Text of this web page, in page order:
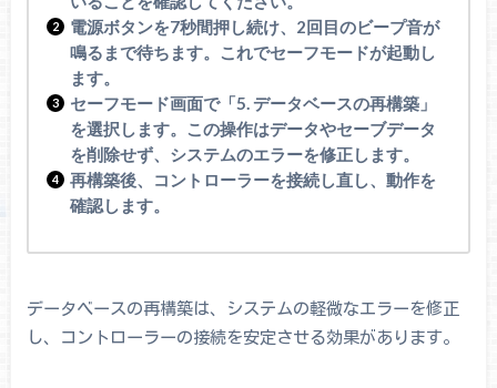
電源ボタンを7秒間押し続け、2回目のビープ音が
鳴るまで待ちます。これでセーフモードが起動し
ます。
セーフモード画面で「5. データベースの再構築」
を選択します。この操作はデータやセーブデータ
を削除せず、システムのエラーを修正します。
再構築後、コントローラーを接続し直し、動作を
確認します。
データベースの再構築は、システムの軽微なエラーを修正
し、コントローラーの接続を安定させる効果があります。